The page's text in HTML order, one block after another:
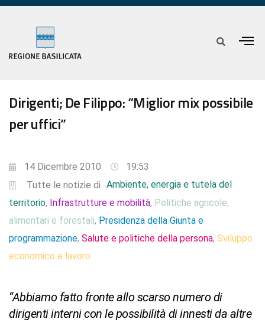
Dirigenti; De Filippo: “Miglior mix possibile
per uffici”
14 Dicembre 2010
19:53
Tutte le notizie di Ambiente, energia e tutela del
territorio, Infrastrutture e mobilità, Politiche agricole,
alimentari e forestali, Presidenza della Giunta e
programmazione, Salute e politiche della persona, Sviluppo
economico e lavoro
“Abbiamo fatto fronte allo scarso numero di
dirigenti interni con le possibilità di innesti da altre